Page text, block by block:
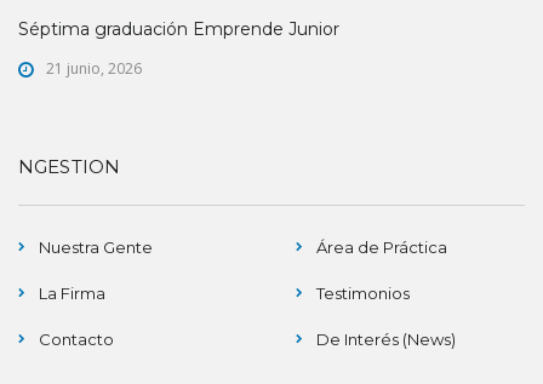
Séptima graduación Emprende Junior
21 junio, 2026
NGESTION
Nuestra Gente Área de Práctica
La Firma Testimonios
Contacto De Interés (News)